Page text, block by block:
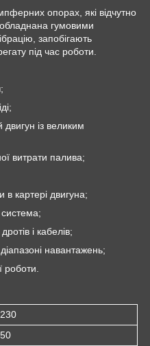
опорах, які відчутно
гумовими
запобігають
під час роботи.
із великим
витрати палива;
в картері двигуна;
система;
і кабелів;
навантажень;
роботи.
230
50